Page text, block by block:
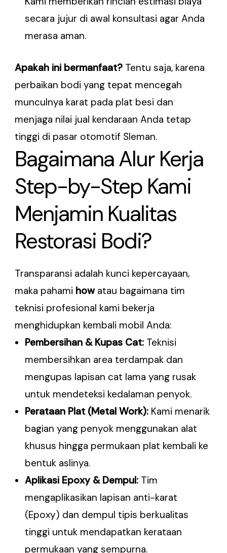
secara jujur di awal konsultasi agar Anda
merasa aman.
Apakah ini bermanfaat? Tentu saja, karena
perbaikan bodi yang tepat mencegah
munculnya karat pada plat besi dan
menjaga nilai jual kendaraan Anda tetap
tinggi di pasar otomotif Sleman.
Bagaimana Alur Kerja
Step-by-Step Kami
Menjamin Kualitas
Restorasi Bodi?
Transparansi adalah kunci kepercayaan,
maka pahami howatau bagaimana tim
teknisi profesional kami bekerja
menghidupkan kembali mobil Anda:
Pembersihan & Kupas Cat: Teknisi
membersihkan area terdampak dan
mengupas lapisan cat lama yang rusak
untuk mendeteksi kedalaman penyok.
Perataan Plat (Metal Work): Kami menarik
bagian yang penyok menggunakan alat
khusus hingga permukaan plat kembali ke
bentuk aslinya.
Aplikasi Epoxy & Dempul: Tim
mengaplikasikan lapisan anti-karat
(Epoxy) dan dempul tipis berkualitas
tinggi untuk mendapatkan kerataan
permukaan yang sempurna.